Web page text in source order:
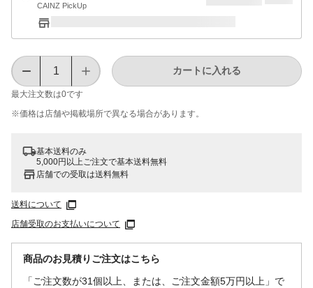
CAINZ PickUp
最大注文数は0です
カートに入れる
※価格は​店舗や​掲載場所で​異なる​場合が​あります。
基本送料のみ
5,000円以上ご注文で基本送料無料
店舗での受取は送料無料
送料について
店舗受取のお支払いについて
商品のお見積りご注文はこちら
「ご注文数が31個以上、または、ご注文金額5万円以上」で